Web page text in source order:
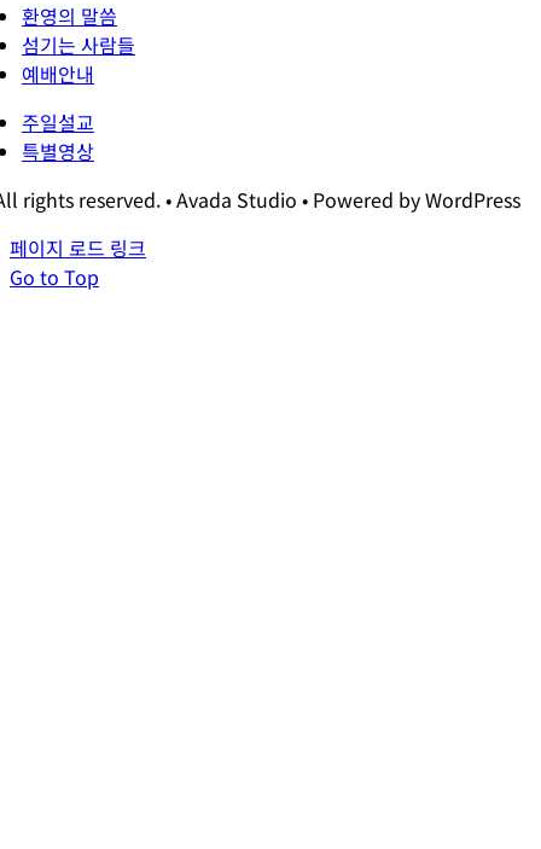
환영의 말씀
섬기는 사람들
예배안내
주일설교
특별영상
rights reserved. • Avada Studio • Powered by WordPress
페이지 로드 링크
Go to Top